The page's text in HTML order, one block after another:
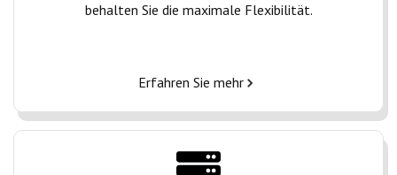
behalten Sie die maximale Flexibilität.
Erfahren Sie mehr